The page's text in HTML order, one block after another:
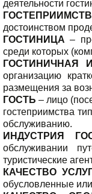
деятельности
достоинством
ГОСТИНИЦА –
среди которых
ГОСТИНИЧНАЯ
организацию
размещения за
ГОСТЬ – лицо
гостеприимства
обслуживанию.
ИНДУСТРИЯ
обслуживании
туристические
КАЧЕСТВО
обусловленные